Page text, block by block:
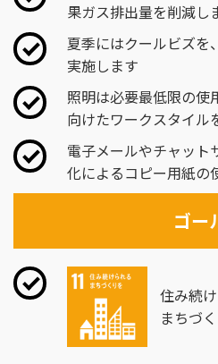
果ガス排出量を削減し
夏季にはクールビズを
実施します
照明は必要最低限の使
向けたワークスタイル
電子メールやチャット
化によるコピー用紙の
ゴー
住み続
まちづ